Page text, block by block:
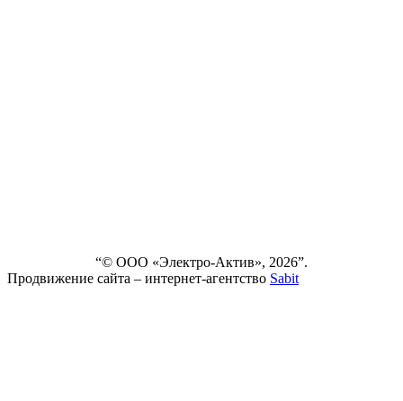
“© ООО «Электро-Актив», 2026”.
Продвижение сайта – интернет-агентство Sabit